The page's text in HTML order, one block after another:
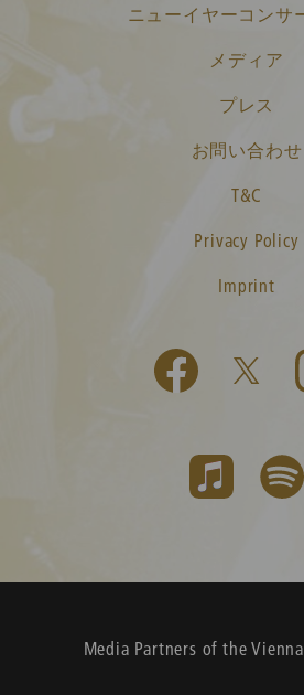
ニューイヤーコンサ
メディア
プレス
お問い合わせ
T&C
Privacy Policy
Imprint
Media Partners of the